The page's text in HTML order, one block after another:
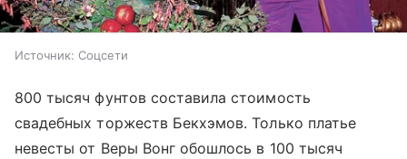
Источник: Соцсети
800 тысяч фунтов составила стоимость
свадебных торжеств Бекхэмов. Только платье
невесты от Веры Вонг обошлось в 100 тысяч